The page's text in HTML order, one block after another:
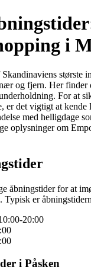
i
største
og fjern. Her finder
For at
er det vigtigt at kende
med helligdage
oplysninger om
åbningstider for at
Typisk er
20:00
i Påsken